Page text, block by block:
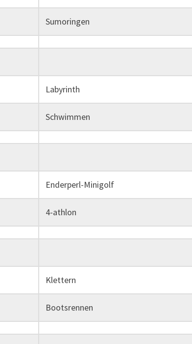
Sumoringen
Labyrinth
Schwimmen
Enderperl-Minigolf
4-athlon
Klettern
Bootsrennen